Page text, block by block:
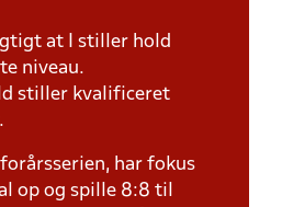
at I stiller hold
niveau.
stiller kvalificeret
har fokus
op og spille 8:8 til